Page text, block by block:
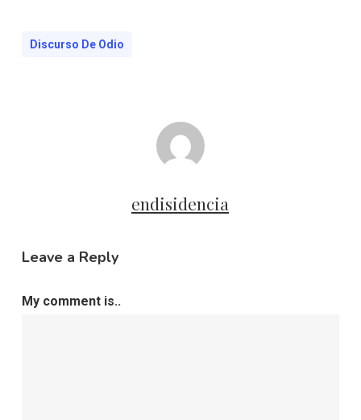
Discurso De Odio
endisidencia
Leave a Reply
My comment is..